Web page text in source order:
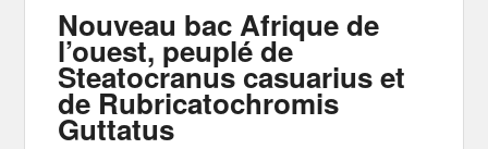
Nouveau bac Afrique de
l’ouest, peuplé de
Steatocranus casuarius et
de Rubricatochromis
Guttatus